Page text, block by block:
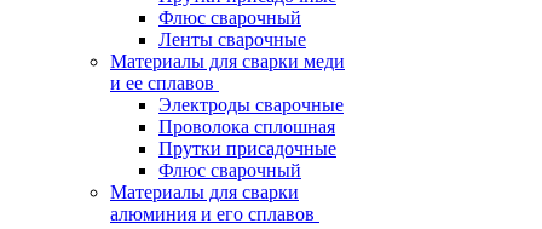
Флюс сварочный
Ленты сварочные
Материалы для сварки меди
и ее сплавов
Электроды сварочные
Проволока сплошная
Прутки присадочные
Флюс сварочный
Материалы для сварки
алюминия и его сплавов